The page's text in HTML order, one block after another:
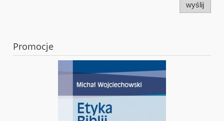
wyślij
Promocje